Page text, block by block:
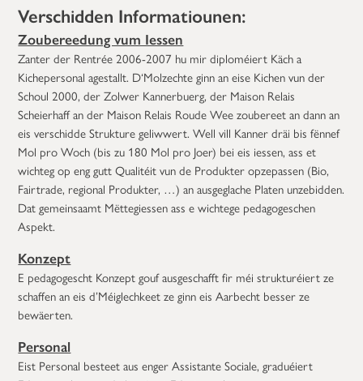
Verschidden Informatiounen:
Zoubereedung vum Iessen
Zanter der Rentrée 2006-2007 hu mir diploméiert Käch a
Kichepersonal agestallt. D‘Molzechte ginn an eise Kichen vun der
Schoul 2000, der Zolwer Kannerbuerg, der Maison Relais
Scheierhaff an der Maison Relais Roude Wee zoubereet an dann an
eis verschidde Strukture geliwwert. Well vill Kanner dräi bis fënnef
Mol pro Woch (bis zu 180 Mol pro Joer) bei eis iessen, ass et
wichteg op eng gutt Qualitéit vun de Produkter opzepassen (Bio,
Fairtrade, regional Produkter, …) an ausgeglache Platen unzebidden.
Dat gemeinsaamt Mëttegiessen ass e wichtege pedagogeschen
Aspekt.
Konzept
E pedagogescht Konzept gouf ausgeschafft fir méi strukturéiert ze
schaffen an eis d’Méiglechkeet ze ginn eis Aarbecht besser ze
bewäerten.
Personal
Eist Personal besteet aus enger Assistante Sociale, graduéiert